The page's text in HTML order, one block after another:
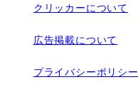
クリッカーについて
広告掲載について
プライバシーポリシー